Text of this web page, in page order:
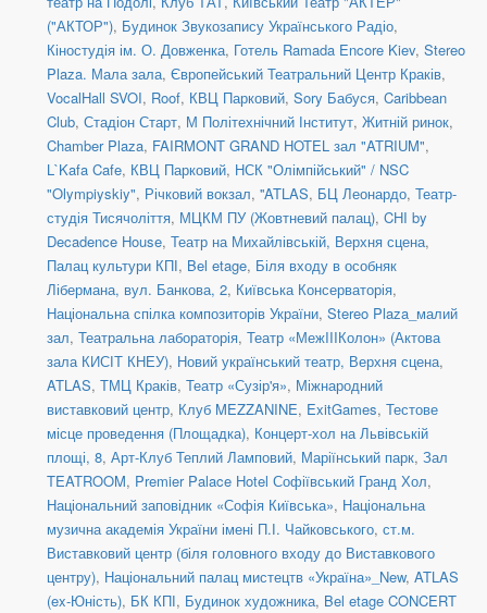
("АКТОР"), Будинок Звукозапису Українського Радіо,
Кіностудія ім. О. Довженка, Готель Ramada Encore Kiev, Stereo
Plaza. Мала зала, Європейський Театральний Центр Краків,
VocalHall SVOI, Roof, КВЦ Парковий, Sory Бабуся, Caribbean
Club, Стадіон Старт, М Політехнічний Інститут, Житній ринок,
Chamber Plaza, FAIRMONT GRAND HOTEL зал "ATRIUM",
L`Kafa Cafe, КВЦ Парковий, НСК "Олімпійський" / NSC
"Olympiyskiy", Річковий вокзал, ''ATLAS, БЦ Леонардо, Театр-
студія Тисячоліття, МЦКМ ПУ (Жовтневий палац), CHI by
Decadence House, Театр на Михайлівській, Верхня сцена,
Палац культури КПІ, Bel etage, Біля входу в особняк
Лібермана, вул. Банкова, 2, Київська Консерваторія,
Національна спілка композиторів України, Stereo Plaza_малий
зал, Театральна лабораторія, Театр «МежIIIКолон» (Актова
зала КИСІТ КНЕУ), Новий український театр, Верхня сцена,
ATLAS, ТМЦ Краків, Театр «Сузір'я», Міжнародний
виставковий центр, Клуб MEZZANINE, ExitGames, Тестове
місце проведення (Площадка), Концерт-хол на Львівській
площі, 8, Арт-Клуб Теплий Ламповий, Маріїнський парк, Зал
TEATROOM, Premier Palace Hotel Софіївський Гранд Хол,
Національний заповідник «Софія Київська», Національна
музична академія України імені П.І. Чайковського, ст.м.
Виставковий центр (біля головного входу до Виставкового
центру), Національний палац мистецтв «Україна»_New, ATLAS
(ex-Юність), БК КПІ, Будинок художника, Bel etage CONCERT